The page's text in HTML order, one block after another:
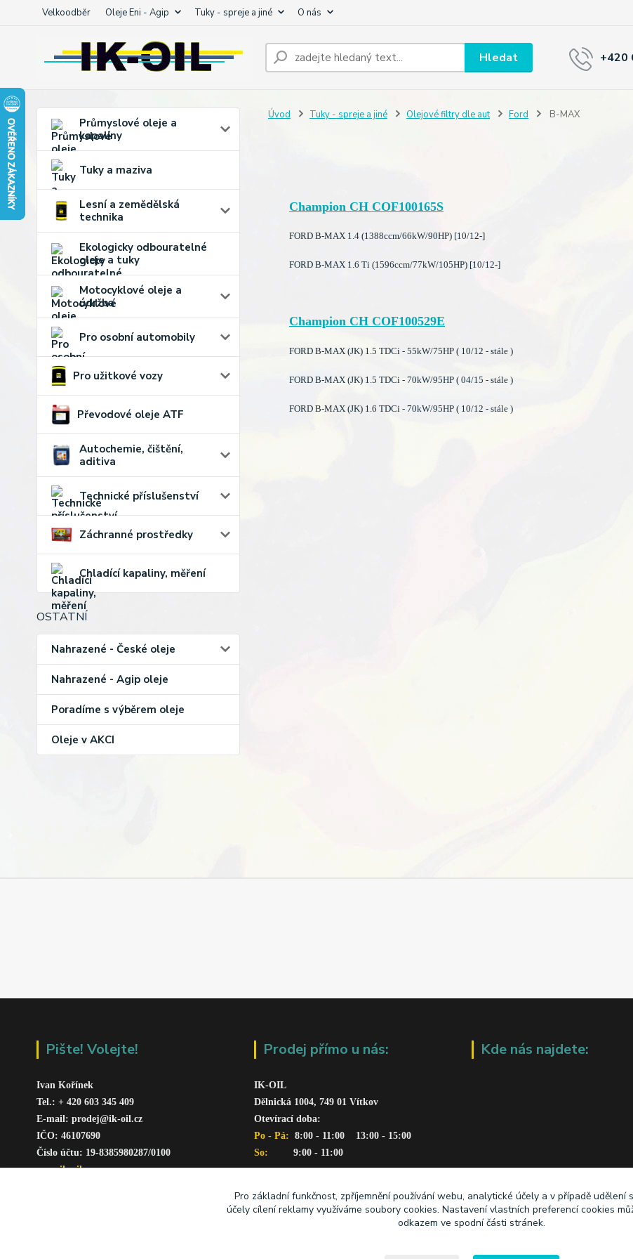
Velkoodběr Oleje Eni - Agip Tuky - spreje a jiné O nás
Hledat +420
Průmyslové oleje a
kapaliny
Tuky a maziva
Lesní a zemědělská
technika
Ekologicky odbouratelné
oleje a tuky
Motocyklové oleje a
údržba
Pro osobní automobily
Pro užitkové vozy
Převodové oleje ATF
Autochemie, čištění,
aditiva
Technické příslušenství
Záchranné prostředky
Chladící kapaliny, měření
OSTATNÍ
Nahrazené - České oleje
Nahrazené - Agip oleje
Poradíme s výběrem oleje
Oleje v AKCI
Úvod Tuky - spreje a jiné Olejové filtry dle aut Ford B-MAX
Champion CH COF100165S
FORD B-MAX 1.4 (1388ccm/66kW/90HP) [10/12-]
FORD B-MAX 1.6 Ti (1596ccm/77kW/105HP) [10/12-]
Champion CH COF100529E
FORD B-MAX (JK) 1.5 TDCi - 55kW/75HP ( 10/12 - stále )
FORD B-MAX (JK) 1.5 TDCi - 70kW/95HP ( 04/15 - stále )
FORD B-MAX (JK) 1.6 TDCi - 70kW/95HP ( 10/12 - stále )
Pište! Volejte!
Ivan Kořínek
Tel.: + 420 603 345 409
E-mail: prodej@ik-oil.cz
IČO: 46107690
Číslo účtu: 19-8385980287/0100
www.ik-oil.cz
Prodej přímo u nás:
IK-OIL
Dělnická 1004, 749 01 Vítkov
Otevírací doba:
Po - Pá: 8:00 - 11:00    13:00 - 15:00
So:
      9:00 - 11:00
Kde nás najdete:
Pro základní funkčnost, zpříjemnění používání webu, analytické účely a v případě udělení
účely cílení reklamy využíváme soubory cookies. Nastavení vlastních preferencí cookies
odkazem ve spodní části stránek.